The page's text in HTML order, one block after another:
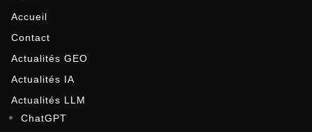
Accueil
Contact
Actualités GEO
Actualités IA
Actualités LLM
ChatGPT